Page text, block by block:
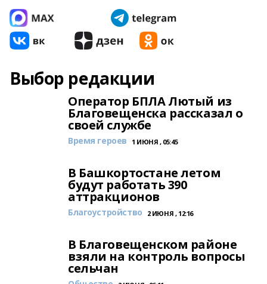
Выбор редакции
Оператор БПЛА Лютый из
Благовещенска рассказал о
своей службе
Время героев 1 ИЮНЯ , 05:45
В Башкортостане летом
будут работать 390
аттракционов
Благоустройство 2 ИЮНЯ , 12:16
В Благовещенском районе
взяли на контроль вопросы
сельчан